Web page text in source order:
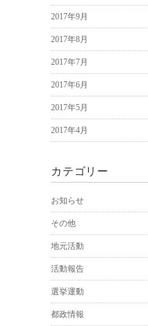
2017年9月
2017年8月
2017年7月
2017年6月
2017年5月
2017年4月
カテゴリー
お知らせ
その他
地元活動
活動報告
選挙運動
都政情報